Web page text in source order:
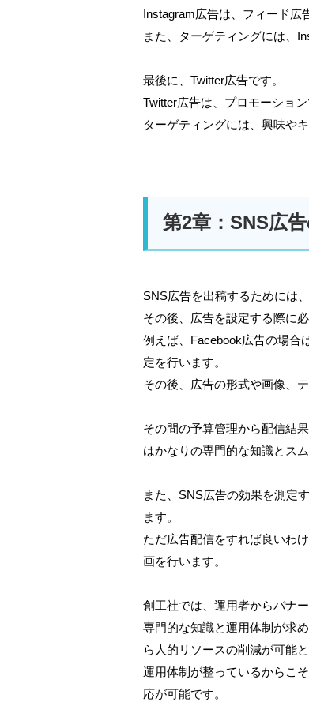
Instagram広告は、フィード広
また、ターゲティングには、
最後に、Twitter広告です。
Twitter広告は、プロモーショ
ターゲティングには、興味や
第2章：SNS広
SNS広告を出稿するためには
その後、広告を設定する際に
例えば、Facebook広告の場合
定を行います。
その後、広告の形式や画像、
その間の予算管理から配信結
はかなりの専門的な知識とス
また、SNS広告の効果を測定
ます。
ただ広告配信をすれば良いわ
画を行います。
創工社では、運用者からバナ
専門的な知識と運用体制が求
ら人的リソースの削減が可能と
運用体制が整っているからこ
応が可能です。